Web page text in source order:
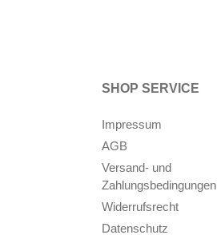
SHOP SERVICE
Impressum
AGB
Versand- und
Zahlungsbedingungen
Widerrufsrecht
Datenschutz